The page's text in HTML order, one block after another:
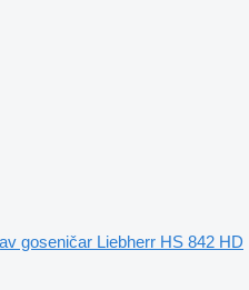
goseničar Liebherr HS 842 HD